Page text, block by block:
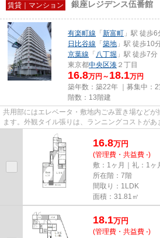
賃貸｜マンション 銀座レジデンス伍番館
有楽町線 「 新富町 」駅 徒歩6
日比谷線 「 築地 」駅 徒歩10
京葉線 「 八丁堀 」駅 徒歩7分
東京都中央区湊 ２丁目
16.8万円～ 18.1万円
築年数：築22年 ｜募集中： 2
階数：13階建
共用部にはエレベータ・敷地内ごみ置き場など
ます。外観タイル張りは、ランニングコストが
件はマンションです。2駅利用...
16.8万円
(管理費・共益費 -)
敷：1ヶ月｜礼：1ヶ
所在階：7階
間取り：1LDK
面積：31.81㎡
18.1万円
(管理費・共益費 -)